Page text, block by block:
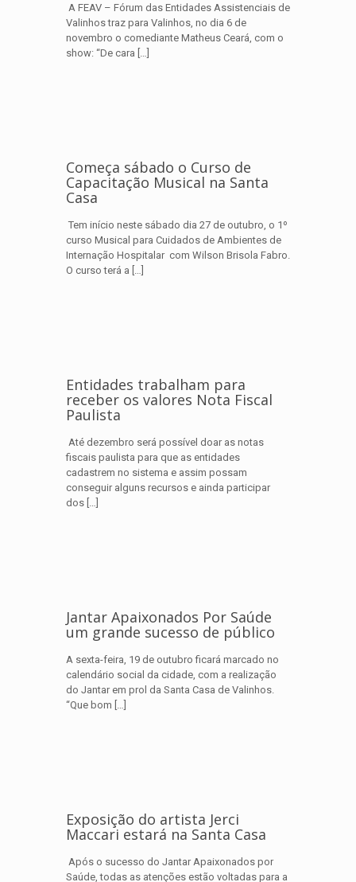
A FEAV – Fórum das Entidades Assistenciais de
Valinhos traz para Valinhos, no dia 6 de
novembro o comediante Matheus Ceará, com o
show: “De cara […]
Começa sábado o Curso de
Capacitação Musical na Santa
Casa
Tem início neste sábado dia 27 de outubro, o 1º
curso Musical para Cuidados de Ambientes de
Internação Hospitalar com Wilson Brisola Fabro.
O curso terá a […]
Entidades trabalham para
receber os valores Nota Fiscal
Paulista
Até dezembro será possível doar as notas
fiscais paulista para que as entidades
cadastrem no sistema e assim possam
conseguir alguns recursos e ainda participar
dos […]
Jantar Apaixonados Por Saúde
um grande sucesso de público
A sexta-feira, 19 de outubro ficará marcado no
calendário social da cidade, com a realização
do Jantar em prol da Santa Casa de Valinhos.
“Que bom […]
Exposição do artista Jerci
Maccari estará na Santa Casa
Após o sucesso do Jantar Apaixonados por
Saúde, todas as atenções estão voltadas para a